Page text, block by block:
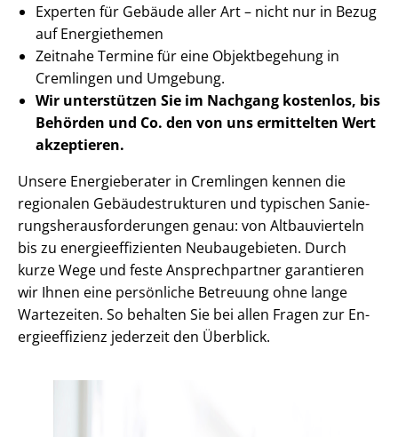
Experten für Gebäude aller Art – nicht nur in Bezug
auf Energiethemen
Zeitnahe Termine für eine Objektbegehung in
Cremlingen und Umgebung.
Wir unterstützen Sie im Nachgang kostenlos, bis
Behörden und Co. den von uns ermittelten Wert
akzeptieren.
Unsere Energieberater in Cremlingen kennen die
regionalen Ge­bäu­de­struk­tu­ren und typischen Sa­nie­
rungs­her­aus­for­de­run­gen genau: von Altbauvierteln
bis zu en­er­gie­ef­fi­zi­en­ten Neubaugebieten. Durch
kurze Wege und feste Ansprechpartner garantieren
wir Ihnen eine persönliche Betreuung ohne lange
Wartezeiten. So behalten Sie bei allen Fragen zur En­
er­gie­ef­fi­zi­enz jederzeit den Überblick.